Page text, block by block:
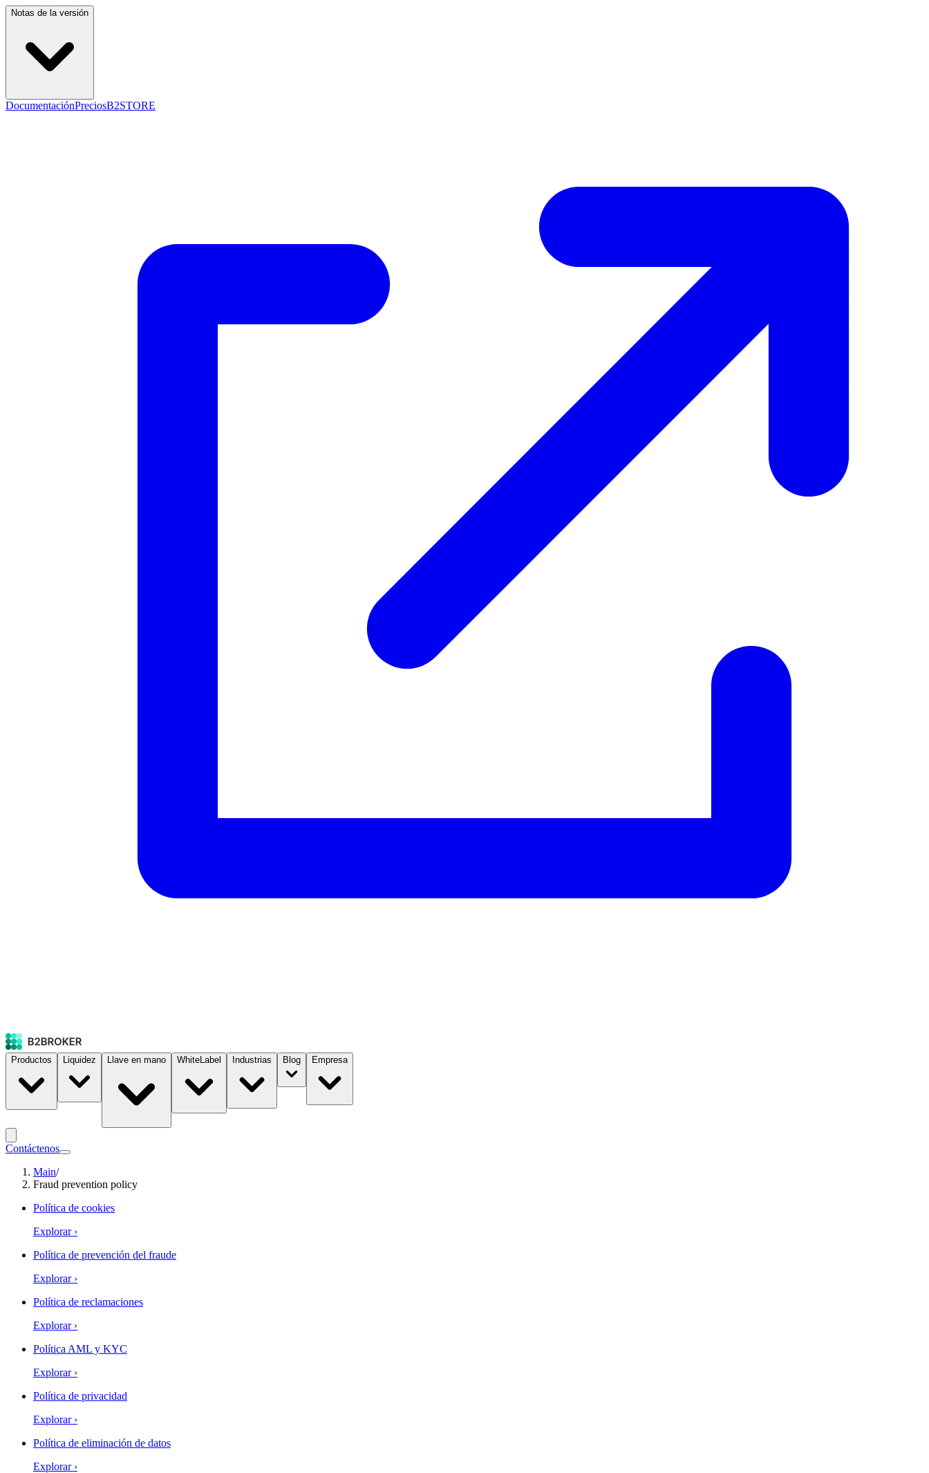
Notas de la versión
DocumentaciónPreciosB2STORE
Productos Liquidez Llave en mano WhiteLabel Industrias Blog Empresa
Contáctenos
Main/
Fraud prevention policy
Política de cookies
Explorar ›
Política de prevención del fraude
Explorar ›
Política de reclamaciones
Explorar ›
Política AML y KYC
Explorar ›
Política de privacidad
Explorar ›
Política de eliminación de datos
Explorar ›